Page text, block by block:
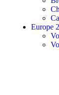
Europe